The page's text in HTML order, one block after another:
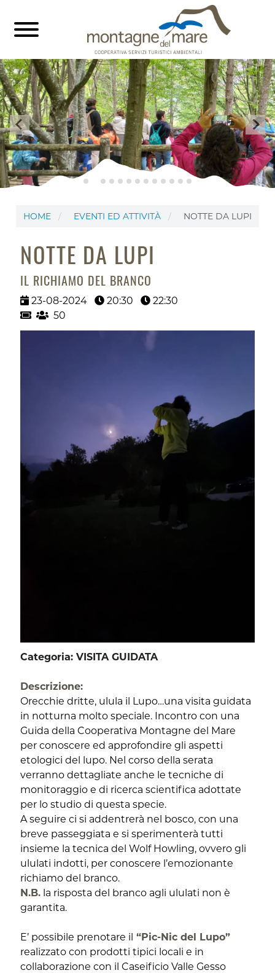
HOME EVENTI ED ATTIVITÀ NOTTE DA LUPI
NOTTE DA LUPI
IL RICHIAMO DEL BRANCO
23-08-2024 20:30
22:30
50
Categoria: VISITA GUIDATA
Descrizione:
Orecchie dritte, ulula il Lupo…una visita guidata
in notturna molto speciale. Incontro con una
Guida della Cooperativa Montagne del Mare
per conoscere ed approfondire gli aspetti
etologici del lupo. Nel corso della serata
verranno dettagliate anche le tecniche di
monitoraggio e di ricerca scientifica adottate
per lo studio di questa specie.
A seguire ci si addentrerà nel bosco, con una
breve passeggiata e si sperimenterà tutti
insieme la tecnica del Wolf Howling, ovvero gli
ululati indotti, per conoscere l’emozionante
richiamo del branco.
N.B. la risposta del branco agli ululati non è
garantita.
E’ possibile prenotare il “Pic-Nic del Lupo”
realizzato con prodotti tipici locali e in
collaborazione con il Caseificio Valle Gesso